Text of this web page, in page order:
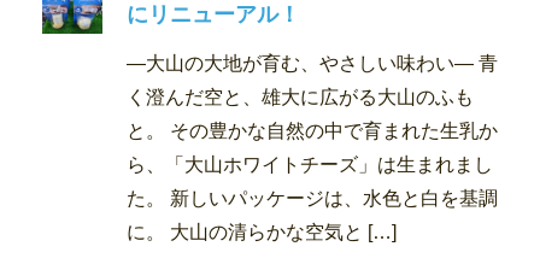
にリニューアル！
―大山の大地が育む、やさしい味わい― 青
く澄んだ空と、雄大に広がる大山のふも
と。 その豊かな自然の中で育まれた生乳か
ら、「大山ホワイトチーズ」は生まれまし
た。 新しいパッケージは、水色と白を基調
に。 大山の清らかな空気と […]